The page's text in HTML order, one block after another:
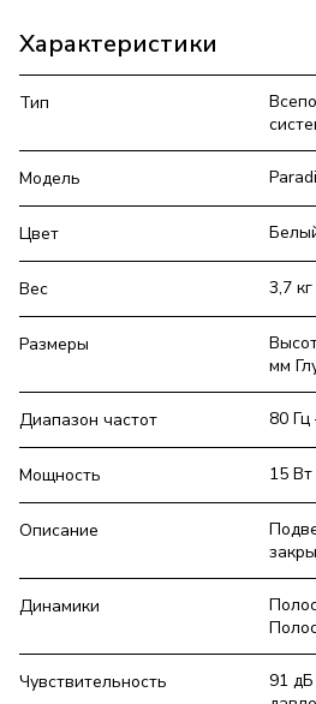
Характеристики
Тип
Модель
Цвет
Вес 3,7 кг
Размеры
мм
Диапазон частот 80 Гц
Мощность 15
Описание
Динамики
Чувствительность
91 дБ